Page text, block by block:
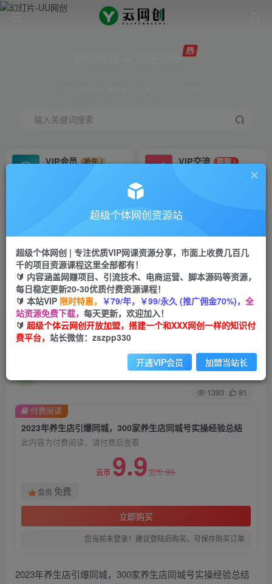
输入关键词搜索
VIP会员
抢先
VIP交流
群聊
研究探讨更多创业项目路子。
会员专属推广链接
招募站长
挂机
项目
脚本卡密
APP下载
GO
首页 创业课程 会员免费 正文
2023年养生店引爆同城，300家养生店同城号实操
经验总结
关注 私信
1393 81
2023年养生店引爆同城，300家养生店同城号实操经验总结
此内容为付费阅读，请付费后查看
云币 9.9云币99
会员 免费
立即购买
您当前未登录！建议登陆后购买，可保存购买订单
付费阅读
2023年养生店引爆同城，300家养生店同城号实操经验总结
超级个体网创资源站
超级个体网创 | 专注优质VIP网课资源分享，市面上收费几百几
千的项目资源课程这里全部都有！
🔰 内容涵盖网赚项目、引流技术、电商运营、脚本源码等资源，
每日稳定更新20-30优质付费资源课程！
🔰 本站VIP 限时特惠， ￥79/年，￥99/永久 (推广佣金70%)， 全
站资源免费下载， 每天更新，欢迎加入！
🔰 超级个体云网创开放加盟，搭建一个和XXX网创一样的知识付
费平台， 站长微信：zszpp330
开通VIP会员 加盟当站长